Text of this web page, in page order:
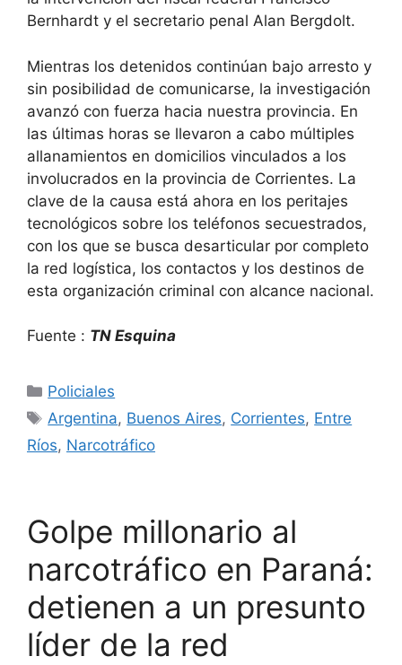
Bernhardt y el secretario penal Alan Bergdolt.
​Mientras los detenidos continúan bajo arresto y
sin posibilidad de comunicarse, la investigación
avanzó con fuerza hacia nuestra provincia. En
las últimas horas se llevaron a cabo múltiples
allanamientos en domicilios vinculados a los
involucrados en la provincia de Corrientes. La
clave de la causa está ahora en los peritajes
tecnológicos sobre los teléfonos secuestrados,
con los que se busca desarticular por completo
la red logística, los contactos y los destinos de
esta organización criminal con alcance nacional.
Fuente : TN Esquina
Categorías
Policiales
Etiquetas
Argentina, Buenos Aires, Corrientes, Entre
Ríos, Narcotráfico
Golpe millonario al
narcotráfico en Paraná:
detienen a un presunto
líder de la red